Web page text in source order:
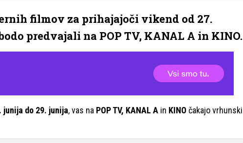
filmov za prihajajoči vikend od 27.
predvajali na POP TV, KANAL A in KINO.
junija do 29. junija, vas na POP TV, KANAL A in KINO čakajo vrhunski